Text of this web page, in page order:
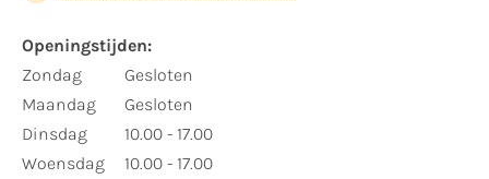
Openingstijden:
Zondag
Maandag
Dinsdag
Woensdag
Gesloten
Gesloten
10.00 - 17.00
10.00 - 17.00